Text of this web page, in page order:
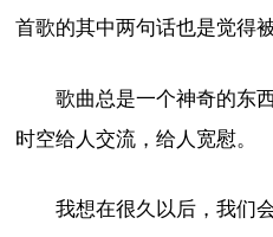
首歌的其中两句话也是觉得
歌曲总是一个神奇的东
时空给人交流，给人宽慰。
我想在很久以后，我们